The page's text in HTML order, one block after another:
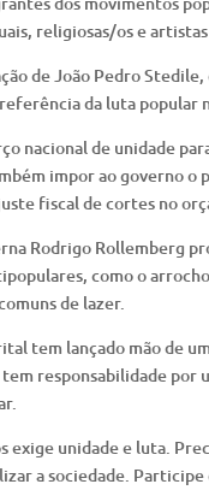
religiosas/os e
de João Pedro
da luta popular
nacional de unidade
impor ao governo
fiscal de cortes no
Rodrigo Rollemberg
como o
de lazer.
tem lançado mão de
responsabilidade
unidade e luta.
a sociedade.